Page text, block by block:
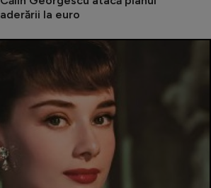
aderării la euro